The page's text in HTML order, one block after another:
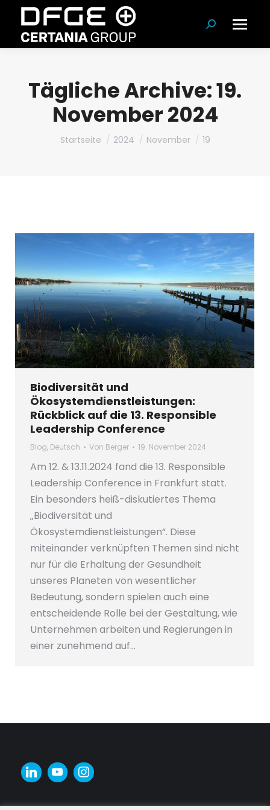
Suchen:
Tägliche Archive:19.
November 2024
Du bist hier:
Startseite 2024 November 19
Biodiversität und
Ökosystemdienstleistungen:
Rückblick auf die 13. Responsible
Leadership Conference
Blog, Deutsch Von Berger 19. November 2024
Am 12. & 13.11.2024 fand die 13. Responsible
Leadership Conference in Frankfurt statt.
Ein besonders heiß-diskutiertes Thema
„Biodiversität und
Ökosystemdienstleistungen“. Diese
miteinander verknüpften Themen sind nicht
nur für die Erhaltung der Gesundheit
unseres Planeten von wesentlicher
Bedeutung, sondern spielen auch eine
entscheidende Rolle bei der Gestaltung, wie
Unternehmen arbeiten und Regierungen in
einer zunehmend auf…